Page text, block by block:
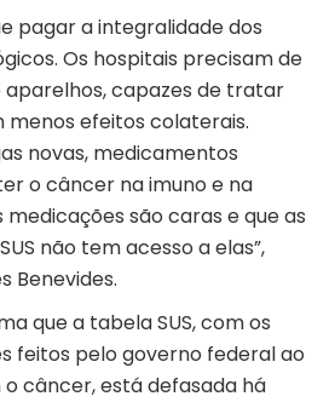
pagar a integralidade dos
Os hospitais precisam de
aparelhos, capazes de tratar
efeitos colaterais.
novas, medicamentos
o câncer na imuno e na
medicações são caras e que as
não tem acesso a elas”,
Benevides.
que a tabela SUS, com os
feitos pelo governo federal ao
câncer, está defasada há